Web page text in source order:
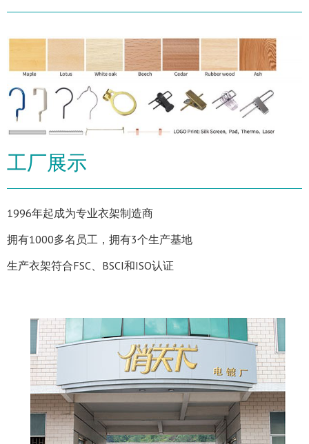
工厂展示
1996年起成为专业衣架制造商
拥有1000多名员工，拥有3个生产基地
生产衣架符合FSC、BSCI和ISO认证